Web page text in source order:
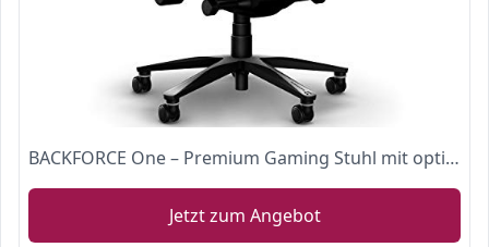
BACKFORCE One – Premium Gaming Stuhl mit optimaler Ergonomie für langes Sitzen
Jetzt zum Angebot